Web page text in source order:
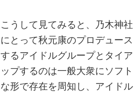
こうして見てみると、乃木神社
にとって秋元康のプロデュース
するアイドルグループとタイア
ップするのは一般大衆にソフト
な形で存在を周知し、アイドル